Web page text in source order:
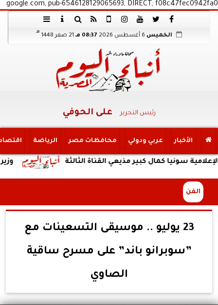
google.com, pub-6546128129065693, DIRECT, f08c47fec0942fa0
الخميس 08:37 مـ 21 صفر 1448
هـ
رئيس التحرير على الحوفي
الأخبار عربي ودولي محافظات مصر الرياضة
وزير الصناعة كمال كبير مذيعي القناة الثالثة
الفن
23 يوليو .. موسيقى التسعينات مع
”سوبرانو باند” على مسرح ساقية
الصاوي